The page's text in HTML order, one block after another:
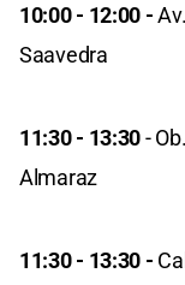
10:00 - 12:00 -
Saavedra
11:30 - 13:30-
Almaraz
11:30 - 13:30 -